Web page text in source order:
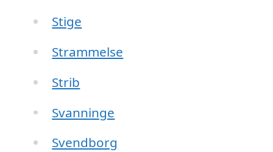
Stige
Strammelse
Strib
Svanninge
Svendborg